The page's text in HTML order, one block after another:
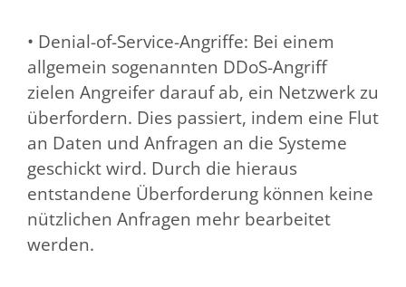
• Denial-of-Service-Angriffe: Bei einem
allgemein sogenannten DDoS-Angriff
zielen Angreifer darauf ab, ein Netzwerk zu
überfordern. Dies passiert, indem eine Flut
an Daten und Anfragen an die Systeme
geschickt wird. Durch die hieraus
entstandene Überforderung können keine
nützlichen Anfragen mehr bearbeitet
werden.